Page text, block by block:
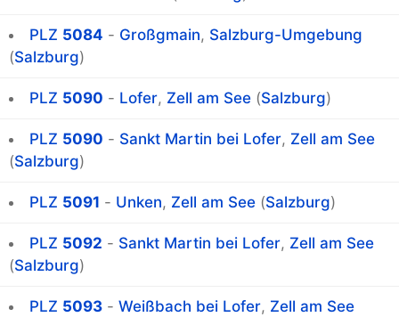
PLZ 5084 - Großgmain, Salzburg-Umgebung
(Salzburg)
PLZ 5090 - Lofer, Zell am See (Salzburg)
PLZ 5090 - Sankt Martin bei Lofer, Zell am See
(Salzburg)
PLZ 5091 - Unken, Zell am See (Salzburg)
PLZ 5092 - Sankt Martin bei Lofer, Zell am See
(Salzburg)
PLZ 5093 - Weißbach bei Lofer, Zell am See